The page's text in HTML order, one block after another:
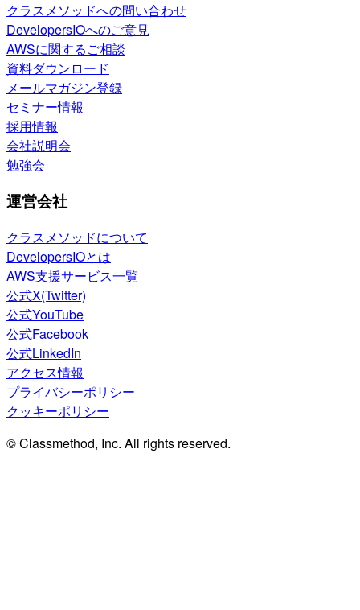
クラスメソッドへの問い合わせ
DevelopersIOへのご意見
AWSに関するご相談
資料ダウンロード
メールマガジン登録
セミナー情報
採用情報
会社説明会
勉強会
運営会社
クラスメソッドについて
DevelopersIOとは
AWS支援サービス一覧
公式X(Twitter)
公式YouTube
公式Facebook
公式LinkedIn
アクセス情報
プライバシーポリシー
クッキーポリシー
© Classmethod, Inc. All rights reserved.